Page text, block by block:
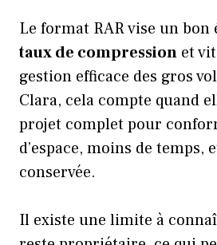
Le format RAR vise un
taux de compression et
gestion efficace des gros
Clara, cela compte quand
projet complet pour
d’espace, moins de
conservée.
Il existe une limite à